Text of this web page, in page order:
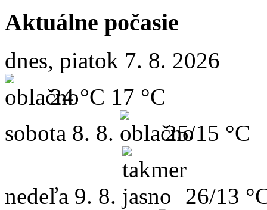
Aktuálne počasie
dnes, piatok 7. 8. 2026
24 °C 17 °C
sobota 8. 8. 25/15 °C
nedeľa 9. 8. 26/13